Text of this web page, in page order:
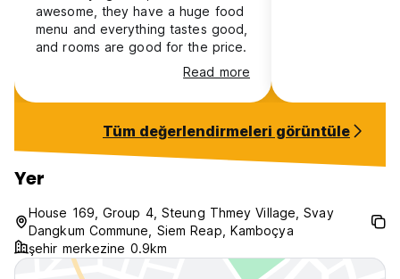
awesome, they have a huge food
menu and everything tastes good,
and rooms are good for the price.
Read more
Tüm değerlendirmeleri görüntüle
Yer
House 169, Group 4, Steung Thmey Village, Svay
Dangkum Commune, Siem Reap, Kamboçya
şehir merkezine 0.9km